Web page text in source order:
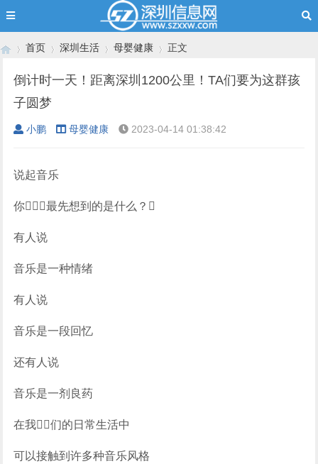
首页
›
深圳生活 母婴健康 正文
倒计时一天！距离深圳1200公里！TA们要为这群孩
子圆梦
小鹏 母婴健康 2023-04-14 01:38:42
说起音乐
你最先想到的是什么？
有人说
音乐是一种情绪
有人说
音乐是一段回忆
还有人说
音乐是一剂良药
在我们的日常生活中
可以接触到许多种音乐风格